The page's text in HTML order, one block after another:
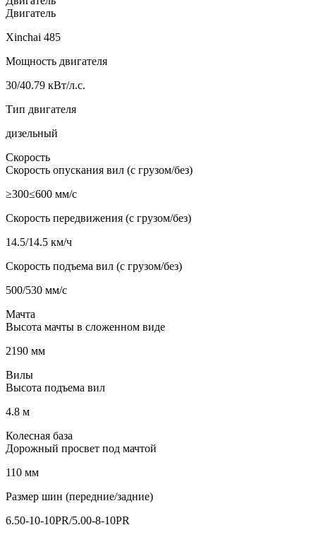
Двигатель
Xinchai 485
Мощность двигателя
30/40.79 кВт/л.с.
Тип двигателя
дизельный
Скорость
Скорость опускания вил (с грузом/без)
≥300≤600 мм/с
Скорость передвижения (с грузом/без)
14.5/14.5 км/ч
Скорость подъема вил (с грузом/без)
500/530 мм/с
Мачта
Высота мачты в сложенном виде
2190 мм
Вилы
Высота подъема вил
4.8 м
Колесная база
Дорожный просвет под мачтой
110 мм
Размер шин (передние/задние)
6.50-10-10PR/5.00-8-10PR